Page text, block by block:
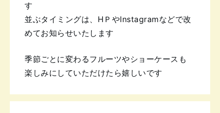
す
並ぶタイミングは、HＰやInstagramなどで改
めてお知らせいたします
季節ごとに変わるフルーツやショーケースも
楽しみにしていただけたら嬉しいです